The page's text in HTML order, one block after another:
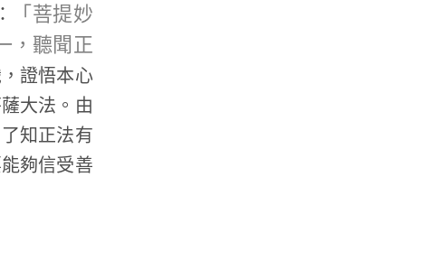
「菩提妙
，聽聞正
證悟本心
大法。由
知正法有
夠信受善